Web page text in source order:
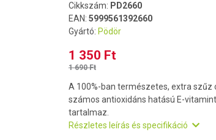
Cikkszám: PD2660
EAN: 5999561392660
Gyártó: Pödör
1 350 Ft
1 690 Ft
A 100%-ban természetes, extra szűz
számos antioxidáns hatású E-vitamint
tartalmaz.
Részletes leírás és specifikáció